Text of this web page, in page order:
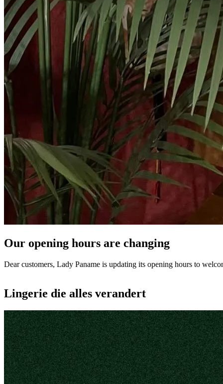
Our opening hours are changing
Dear customers, Lady Paname is updating its opening hours to
Lingerie die alles verandert